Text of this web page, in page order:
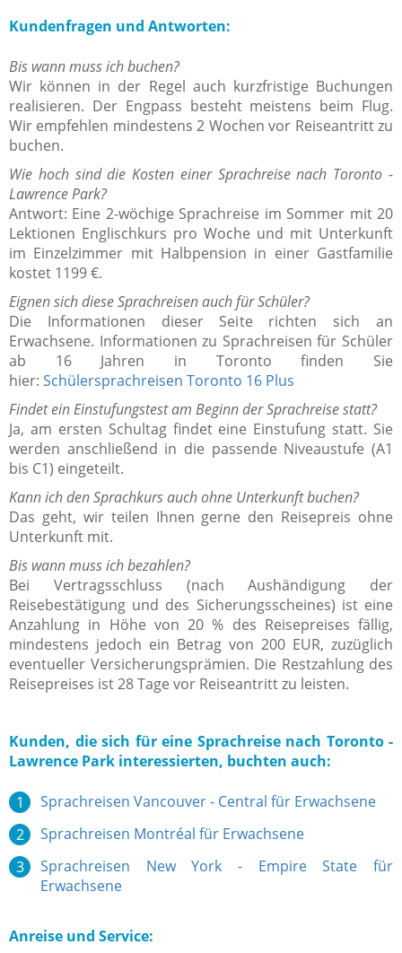
Kundenfragen und Antworten:
Bis wann muss ich buchen?
Wir können in der Regel auch kurzfristige Buchungen
realisieren. Der Engpass besteht meistens beim Flug.
Wir empfehlen mindestens 2 Wochen vor Reiseantritt zu
buchen.
Wie hoch sind die Kosten einer Sprachreise nach Toronto -
Lawrence Park?
Antwort: Eine 2-wöchige Sprachreise im Sommer mit 20
Lektionen Englischkurs pro Woche und mit Unterkunft
im Einzelzimmer mit Halbpension in einer Gastfamilie
kostet 1199 €.
Eignen sich diese Sprachreisen auch für Schüler?
Die Informationen dieser Seite richten sich an
Erwachsene. Informationen zu Sprachreisen für Schüler
ab 16 Jahren in Toronto finden Sie
hier: Schülersprachreisen Toronto 16 Plus
Findet ein Einstufungstest am Beginn der Sprachreise statt?
Ja, am ersten Schultag findet eine Einstufung statt. Sie
werden anschließend in die passende Niveaustufe (A1
bis C1) eingeteilt.
Kann ich den Sprachkurs auch ohne Unterkunft buchen?
Das geht, wir teilen Ihnen gerne den Reisepreis ohne
Unterkunft mit.
Bis wann muss ich bezahlen?
Bei Vertragsschluss (nach Aushändigung der
Reisebestätigung und des Sicherungsscheines) ist eine
Anzahlung in Höhe von 20 % des Reisepreises fällig,
mindestens jedoch ein Betrag von 200 EUR, zuzüglich
eventueller Versicherungsprämien. Die Restzahlung des
Reisepreises ist 28 Tage vor Reiseantritt zu leisten.
Kunden, die sich für eine Sprachreise nach Toronto -
Lawrence Park interessierten, buchten auch:
Sprachreisen Vancouver - Central für Erwachsene
Sprachreisen Montréal für Erwachsene
Sprachreisen New York - Empire State für
Erwachsene
Anreise und Service: